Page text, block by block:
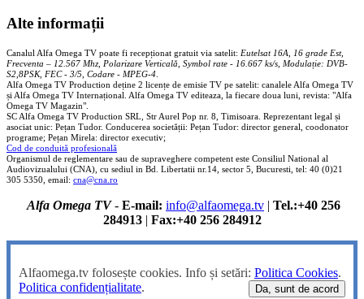
Alte informații
Canalul Alfa Omega TV poate fi recepționat gratuit via satelit: Eutelsat 16A, 16 grade Est,
Frecventa – 12.567 Mhz, Polarizare Verticală, Symbol rate - 16.667 ks/s, Modulație: DVB-
S2,8PSK, FEC - 3/5, Codare - MPEG-4
Alfa Omega TV Production deține 2 licențe de emisie TV pe satelit: canalele Alfa Omega TV
și Alfa Omega TV Internațional. Alfa Omega TV editeaza, la fiecare doua luni, revista: "Alfa
Omega TV Magazin".
SC Alfa Omega TV Production SRL, Str Aurel Pop nr. 8, Timisoara. Reprezentant legal și
asociat unic: Pețan Tudor. Conducerea societății: Pețan Tudor: director general, coodonator
programe; Pețan Mirela: director executiv;
Cod de conduită profesională
Organismul de reglementare sau de supraveghere competent este Consiliul National al
Audiovizualului (CNA), cu sediul in Bd. Libertatii nr.14, sector 5, Bucuresti, tel: 40 (0)21
305 5350, email: cna@cna.ro
Alfa Omega TV- E-mail: info@alfaomega.tv | Tel.:+40 256
284913| Fax:+40 256 284912
Alfaomega.tv folosește cookies. Info și setări: Politica Cookies.
Politica confidențialitate. Da, sunt de acord